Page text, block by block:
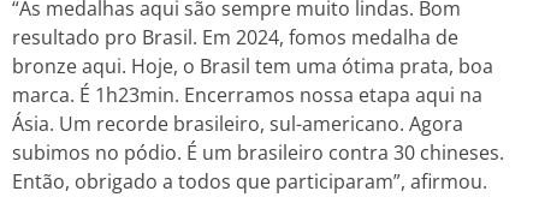
“As medalhas aqui são sempre muito lindas. Bom
resultado pro Brasil. Em 2024, fomos medalha de
bronze aqui. Hoje, o Brasil tem uma ótima prata, boa
marca. É 1h23min. Encerramos nossa etapa aqui na
Ásia. Um recorde brasileiro, sul-americano. Agora
subimos no pódio. É um brasileiro contra 30 chineses.
Então, obrigado a todos que participaram”, afirmou.